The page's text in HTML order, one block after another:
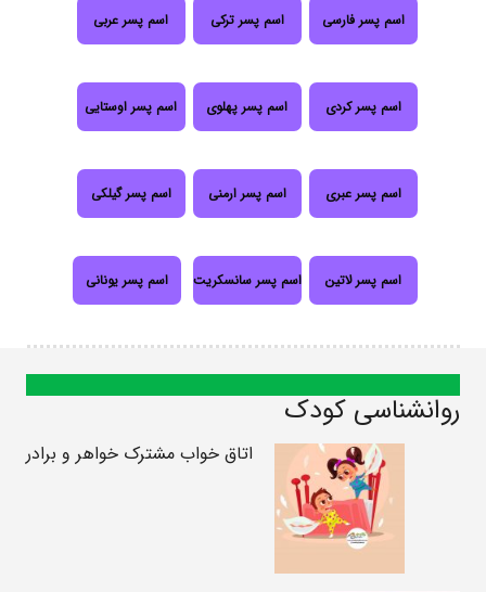
اسم پسر فارسی اسم پسر ترکی اسم پسر عربی
اسم پسر کردی اسم پسر پهلوی اسم پسر اوستایی
اسم پسر عبری اسم پسر ارمنی اسم پسر گیلکی
اسم پسر لاتین اسم پسر سانسکریت اسم پسر یونانی
روانشناسی کودک
اتاق خواب مشترک خواهر و برادر